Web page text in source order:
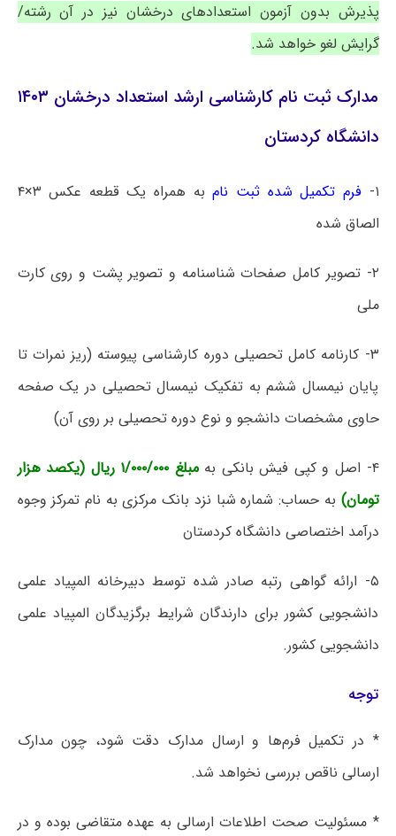
پذیرش بدون آزمون استعدادهای درخشان نیز در آن رشته/
گرایش لغو خواهد شد.
مدارک ثبت نام کارشناسی ارشد استعداد درخشان ۱۴۰۳
دانشگاه کردستان
۱- فرم تکمیل شده ثبت نام
به همراه یک قطعه عکس ۳×۴
الصاق شده
۲- تصویر کامل صفحات شناسنامه و تصویر پشت و روی کارت
ملی
۳- کارنامه کامل تحصیلی دوره کارشناسی پیوسته (ریز نمرات تا
پایان نیمسال ششم به تفکیک نیمسال تحصیلی در یک صفحه
حاوی مشخصات دانشجو و نوع دوره تحصیلی بر روی آن)
۴- اصل و کپی فیش بانکی به
مبلغ ۱/۰۰۰/۰۰۰ ریال (یکصد هزار
تومان) به حساب: شماره شبا نزد بانک مرکزی به نام تمرکز وجوه
درآمد اختصاصی دانشگاه کردستان
۵- ارائه گواهی رتبه صادر شده توسط دبیرخانه المپیاد علمی
دانشجویی کشور برای دارندگان شرایط برگزیدگان المپیاد علمی
دانشجویی کشور.
توجه
* در تکمیل فرم‌ها و ارسال مدارک دقت شود، چون مدارک
ارسالی ناقص بررسی نخواهد شد.
* مسئولیت صحت اطلاعات ارسالی به عهده متقاضی بوده و در